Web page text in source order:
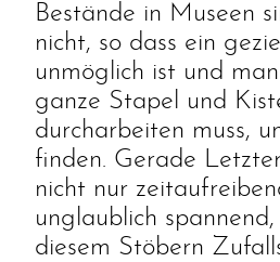
Bestände in Museen
nicht, so dass ein
unmöglich ist und
ganze Stapel und
durcharbeiten muss,
finden. Gerade
nicht nur
unglaublich
diesem Stöbern